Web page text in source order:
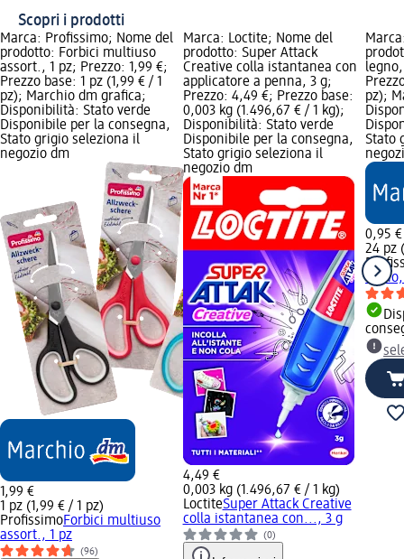
Scopri i prodotti
Marca: Profissimo; Nome del
prodotto: Forbici multiuso
assort., 1 pz; Prezzo: 1,99 €;
Prezzo base: 1 pz (1,99 € / 1
pz); Marchio dm grafica;
Disponibilità: Stato verde
Disponibile per la consegna,
Stato grigio seleziona il
negozio dm
1,99 €
1 pz (1,99 € / 1 pz)
ProfissimoForbici multiuso
assort., 1 pz
(96)
Marca: Loctite; Nome del
prodotto: Super Attack
Creative colla istantanea con
applicatore a penna, 3 g;
Prezzo: 4,49 €; Prezzo base:
0,003 kg (1.496,67 € / 1 kg);
Disponibilità: Stato verde
Disponibile per la consegna,
Stato grigio seleziona il
negozio dm
4,49 €
0,003 kg (1.496,67 € / 1 kg)
LoctiteSuper Attack Creative
colla istantanea con..., 3 g
(0)
pz);
Stato
0,95 €
24 pz